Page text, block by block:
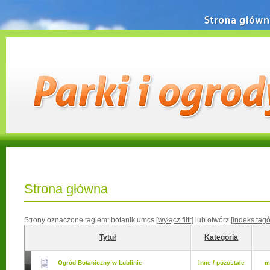
Strona główna
Strony oznaczone tagiem: botanik umcs [wyłącz filtr] lub otwórz [indeks
Tytuł Kategoria
Ogród Botaniczny w Lublinie Inne / pozostałe
Strona główna